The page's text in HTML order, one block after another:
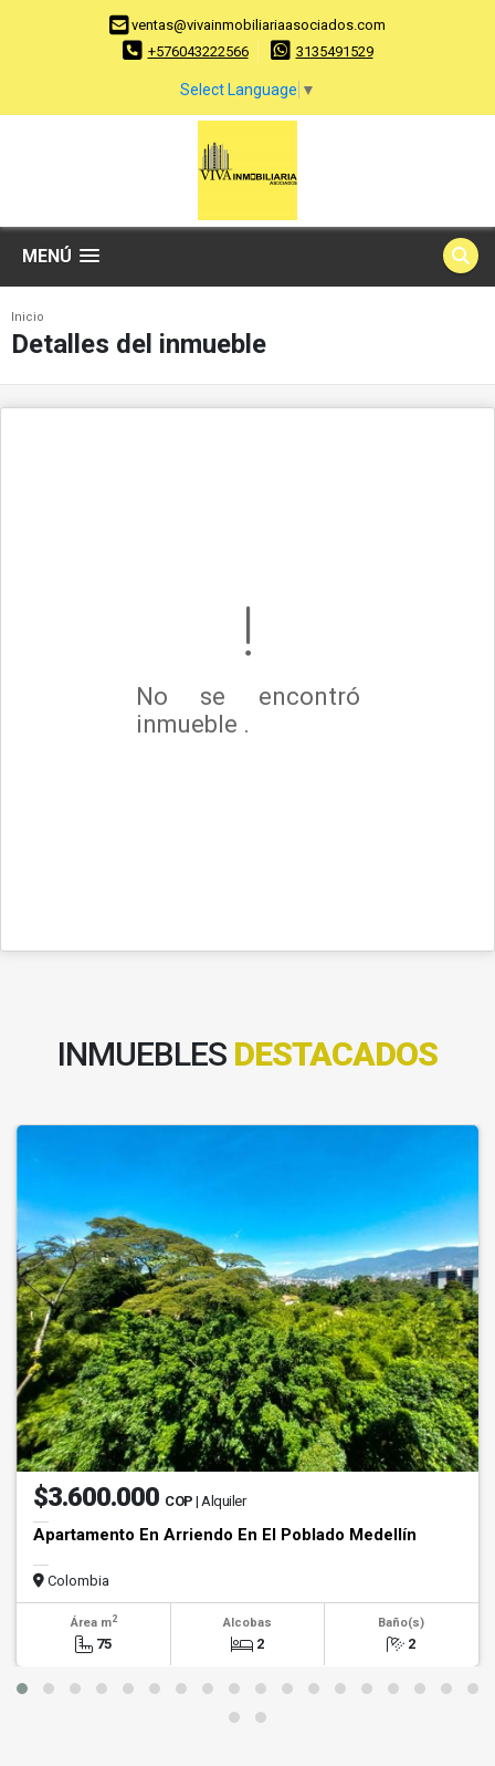
ventas@vivainmobiliariaasociados.com
+576043222566
3135491529
Select Language ▼
MENÚ
Inicio
Detalles del inmueble
No se encontró
inmueble .
INMUEBLES DESTACADOS
$3.600.000 COP | Alquiler
Apartamento En Arriendo En El Poblado Medellín
Colombia
Área m2
75
Alcobas
2
Baño(s)
2